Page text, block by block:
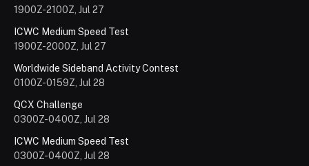
1900Z-2100Z, Jul 27
ICWC Medium Speed Test
1900Z-2000Z, Jul 27
Worldwide Sideband Activity Contest
0100Z-0159Z, Jul 28
QCX Challenge
0300Z-0400Z, Jul 28
ICWC Medium Speed Test
0300Z-0400Z, Jul 28